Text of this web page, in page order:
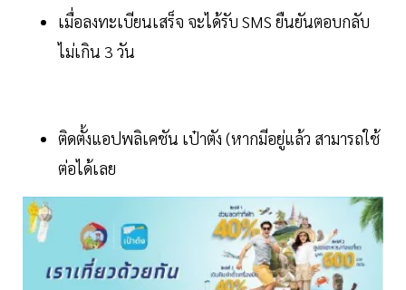
เมื่อลงทะเบียนเสร็จ จะได้รับ SMS ยืนยันตอบกลับ
ไม่เกิน 3 วัน
ติดตั้งแอปพลิเคชัน เป๋าตัง (หากมีอยู่แล้ว สามารถใช้
ต่อได้เลย